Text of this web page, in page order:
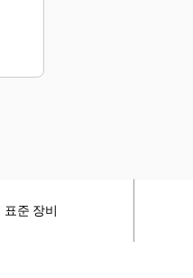
,
.
표준 장비